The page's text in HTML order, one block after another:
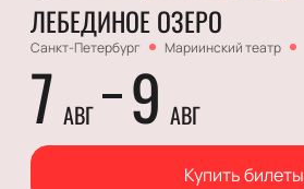
ЛЕБЕДИНОЕ ОЗЕРО
Санкт-Петербург Мариинский театр
7 АВГ 9 АВГ
Купить билеты